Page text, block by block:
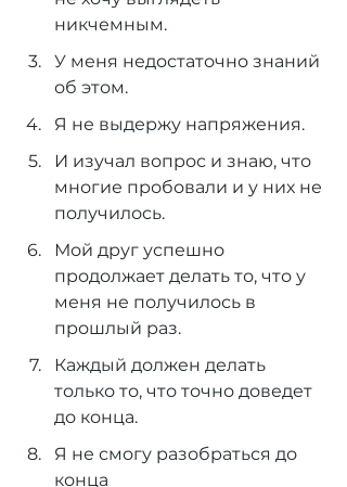
никчемным.
У меня недостаточно знаний
об этом.
Я не выдержу напряжения.
И изучал вопрос и знаю, что
многие пробовали и у них не
получилось.
Мой друг успешно
продолжает делать то, что у
меня не получилось в
прошлый раз.
Каждый должен делать
только то, что точно доведет
до конца.
Я не смогу разобраться до
конца